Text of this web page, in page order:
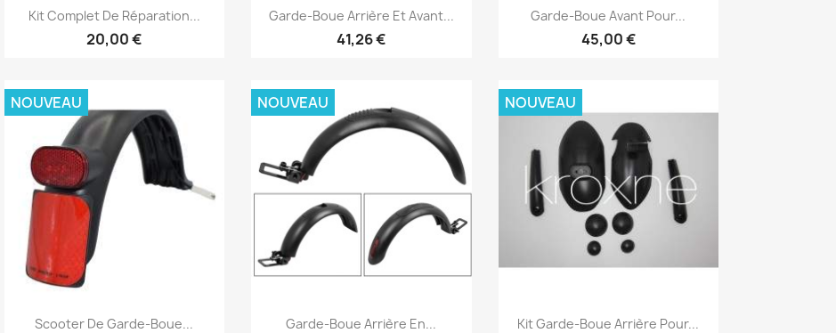
Aperçu rapide
Kit Complet De Réparation...
20,00 €
Aperçu rapide
Garde-Boue Arrière Et Avant...
41,26 €
 Aperçu rapide
Garde-Boue Avant Pour...
45,00 €
Aperçu rapide
Scooter De Garde-Boue...
NOUVEAU
Aperçu rapide
Garde-Boue Arrière En...
NOUVEAU
Aperçu rapide
Kit Garde-Boue Arrière Pour...
NOUVEAU